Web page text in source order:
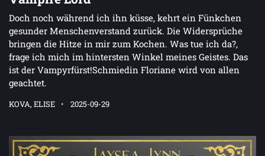
Doch noch während ich ihn küsse, kehrt ein Fünkchen
gesunder Menschenverstand zurück. Die Widersprüche
bringen die Hitze in mir zum Kochen. Was tue ich da?,
frage ich mich im hintersten Winkel meines Geistes. Das
ist der Vampyrfürst!Schmiedin Floriane wird von allen
geachtet.
KOVA, ELISE 2025-09-29